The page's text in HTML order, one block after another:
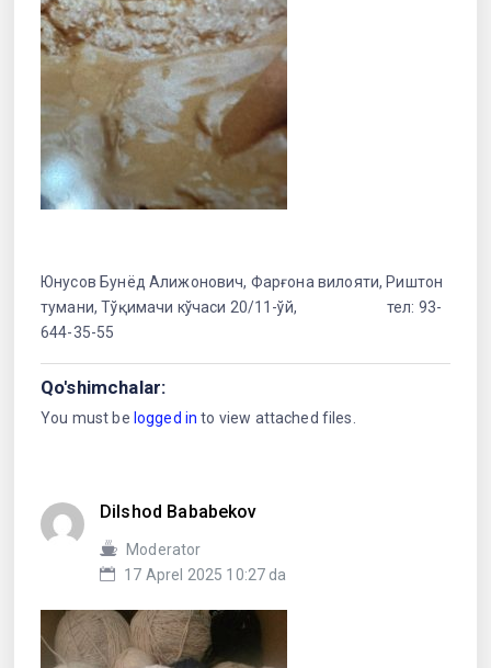
Юнусов Бунёд Алижонович, Фарғона вилояти, Риштон
тумани, Тўқимачи кўчаси 20/11-ўй, тел: 93-
644-35-55
Qo'shimchalar:
You must be logged in to view attached files.
Dilshod Bababekov
Moderator
17 Aprel 2025 10:27 da